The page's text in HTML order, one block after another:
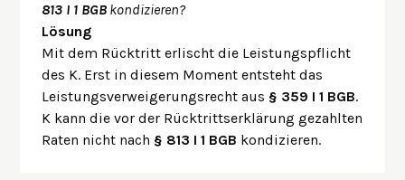
813 I 1 BGB kondizieren?
Lösung
Mit dem Rücktritt erlischt die Leistungspflicht
des K. Erst in diesem Moment entsteht das
Leistungsverweigerungsrecht aus § 359 I 1 BGB.
K kann die vor der Rücktrittserklärung gezahlten
Raten nicht nach § 813 I 1 BGB kondizieren.